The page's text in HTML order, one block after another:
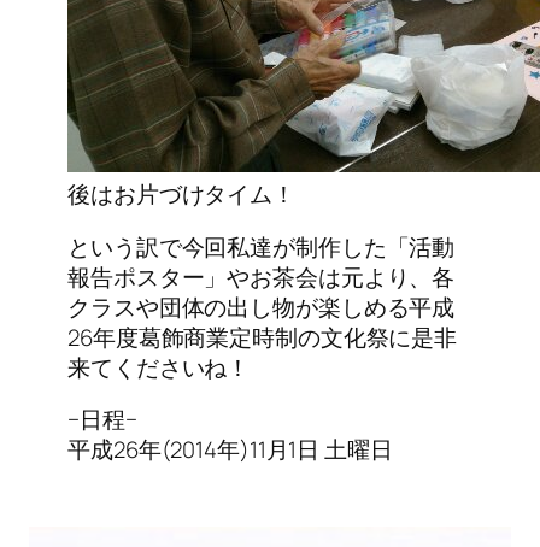
後はお片づけタイム！
という訳で今回私達が制作した「活動
報告ポスター」やお茶会は元より、各
クラスや団体の出し物が楽しめる平成
26年度葛飾商業定時制の文化祭に是非
来てくださいね！
−日程−
平成26年(2014年)11月1日 土曜日